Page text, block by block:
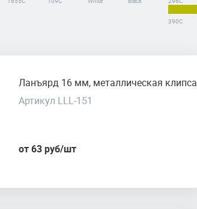
390С
Ланъярд 16 мм, металлическая клипса
Артикул LLL-151
от 63 руб/шт